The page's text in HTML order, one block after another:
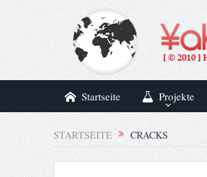
Startseite Projekte
STARTSEITE CRACKS